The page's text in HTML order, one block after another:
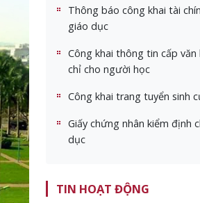
Thông báo công khai tài
giáo dục
Công khai thông tin cấp
chỉ cho người học
Công khai trang tuyển sinh
Giấy chứng nhân kiểm định
dục
TIN HOẠT ĐỘNG